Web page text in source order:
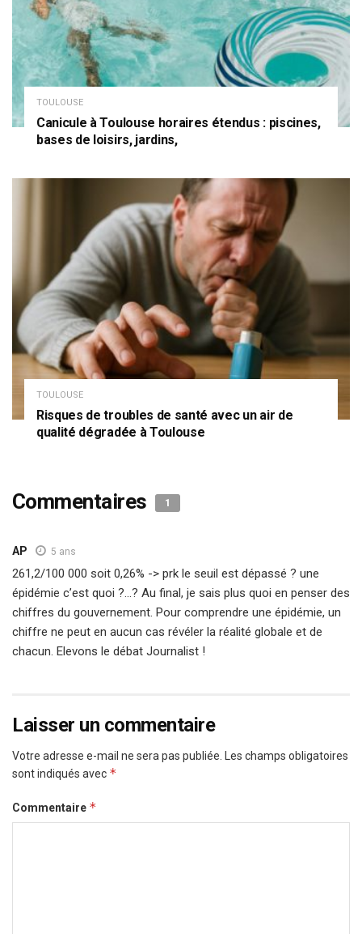
TOULOUSE
Canicule à Toulouse horaires étendus : piscines,
bases de loisirs, jardins,
TOULOUSE
Risques de troubles de santé avec un air de
qualité dégradée à Toulouse
Commentaires 1
AP 5 ans
261,2/100 000 soit 0,26% -> prk le seuil est dépassé ? une
épidémie c’est quoi ?…? Au final, je sais plus quoi en penser des
chiffres du gouvernement. Pour comprendre une épidémie, un
chiffre ne peut en aucun cas révéler la réalité globale et de
chacun. Elevons le débat Journalist !
Laisser un commentaire
Votre adresse e-mail ne sera pas publiée. Les champs obligatoires
sont indiqués avec *
Commentaire *